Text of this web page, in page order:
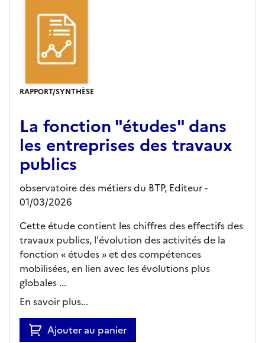
RAPPORT/SYNTHÈSE
La fonction "études" dans
les entreprises des travaux
publics
observatoire des métiers du BTP, Editeur-
01/03/2026
Cette étude contient les chiffres des effectifs des
travaux publics, l'évolution des activités de la
fonction « études » et des compétences
mobilisées, en lien avec les évolutions plus
globales ...
En savoir plus...
Ajouter au panier